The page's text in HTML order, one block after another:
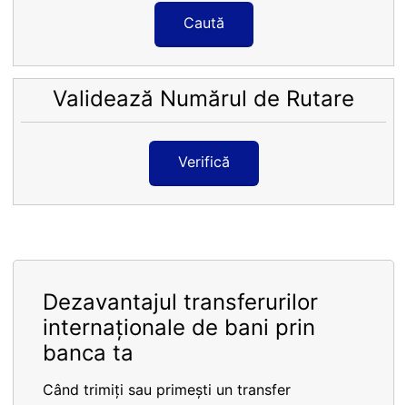
Caută
Validează Numărul de Rutare
Verifică
Dezavantajul transferurilor
internaționale de bani prin
banca ta
Când trimiți sau primești un transfer